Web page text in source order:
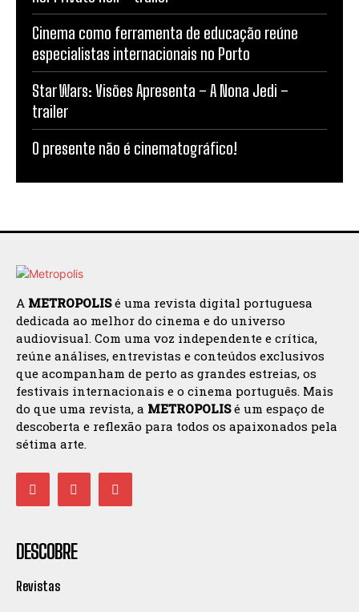
Cinema como ferramenta de educação reúne
especialistas internacionais no Porto
Star Wars: Visões Apresenta – A Nona Jedi –
trailer
O presente não é cinematográfico!
A METROPOLISé uma revista digital portuguesa
dedicada ao melhor do cinema e do universo
audiovisual. Com uma voz independente e crítica,
reúne análises, entrevistas e conteúdos exclusivos
que acompanham de perto as grandes estreias, os
festivais internacionais e o cinema português. Mais
do que uma revista, a METROPOLISé um espaço de
descoberta e reflexão para todos os apaixonados pela
sétima arte.
DESCOBRE
Revistas